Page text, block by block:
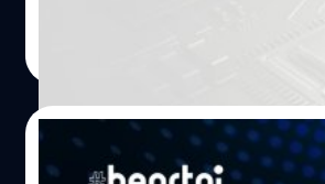
ตลาดมากนัก แต่ล่าสุดเหมือน
ทำตลาดโน้ตบุ๊กแบบ ARM อีกครั้งด้ว
Snapdragon 8cx กลับมาพัฒนาต่อ
เซ็ตโมเดล SC8180XP (ตัวเก่าคือ
คือเวอร์ชันใหม่ของชิป Snapdragon
ชื่อเดิมต่อไปหรือไม่ ข้อมูลที่เราพอจะท
แบบ Octa Core (8 Cores) มีความเร็ว
23/06/2020